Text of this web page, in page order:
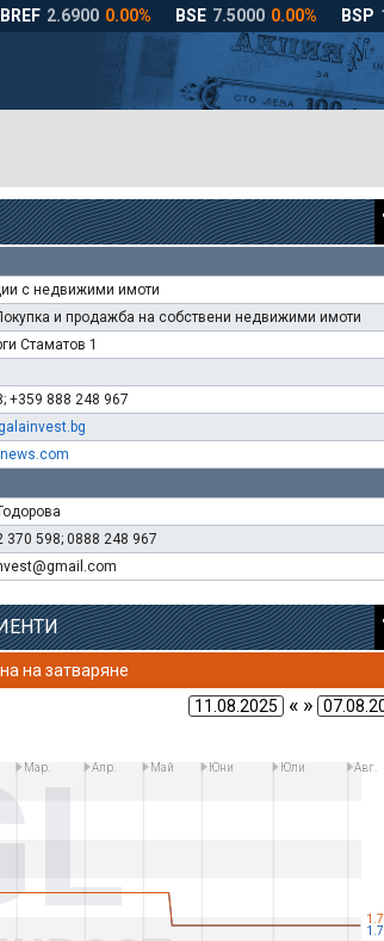
с недвижими имоти
и продажба на собствени недвижими имоти
Стаматов 1
+359 888 248 967
370 598; 0888 248 967
на затваряне
« »
Мар. Апр. Май Юни Юли Авг.